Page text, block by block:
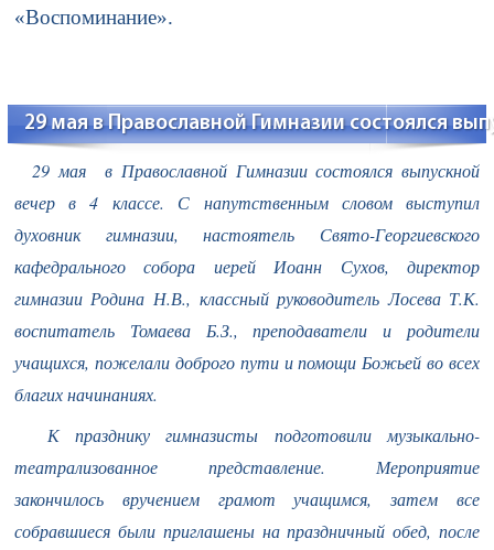
«Воспоминание».
29 мая в Православной Гимназии состоялся
29 мая в Православной Гимназии состоялся выпускной
вечер в 4 классе. С напутственным словом выступил
духовник гимназии, настоятель Свято-Георгиевского
кафедрального собора иерей Иоанн Сухов, директор
гимназии Родина Н.В., классный руководитель Лосева Т.К.
воспитатель Томаева Б.З., преподаватели и родители
учащихся, пожелали доброго пути и помощи Божьей во всех
благих начинаниях.
К празднику гимназисты подготовили музыкально-
театрализованное представление. Мероприятие
закончилось вручением грамот учащимся, затем все
собравшиеся были приглашены на праздничный обед, после